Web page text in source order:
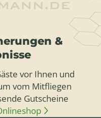
&
vor Ihnen und
vom Mitfliegen
Gutscheine